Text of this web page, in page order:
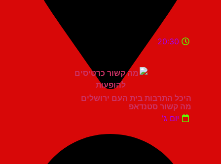
היכל התרבות בית העם ירושלים
20:30
מה קשור סטנדאפ
יום ג'